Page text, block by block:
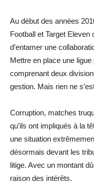
Au début des années
Football et Target
d’entamer une
Mettre en place une
comprenant deux
gestion. Mais rien ne
Corruption, matches
qu’ils ont impliqués à la
une situation
désormais devant les
litige. Avec un montant
raison des intérêts.